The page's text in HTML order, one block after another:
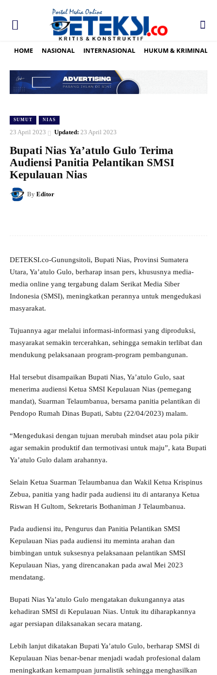
HOME NASIONAL INTERNASIONAL HUKUM & KRIMINAL
SUMUT NIAS
23 April 2023 Updated: 23 April 2023
Bupati Nias Ya’atulo Gulo Terima
Audiensi Panitia Pelantikan SMSI
Kepulauan Nias
By Editor
DETEKSI.co-Gunungsitoli, Bupati Nias, Provinsi Sumatera
Utara, Ya’atulo Gulo, berharap insan pers, khususnya media-
media online yang tergabung dalam Serikat Media Siber
Indonesia (SMSI), meningkatkan perannya untuk mengedukasi
masyarakat.
Tujuannya agar melalui informasi-informasi yang diproduksi,
masyarakat semakin tercerahkan, sehingga semakin terlibat dan
mendukung pelaksanaan program-program pembangunan.
Hal tersebut disampaikan Bupati Nias, Ya’atulo Gulo, saat
menerima audiensi Ketua SMSI Kepulauan Nias (pemegang
mandat), Suarman Telaumbanua, bersama panitia pelantikan di
Pendopo Rumah Dinas Bupati, Sabtu (22/04/2023) malam.
“Mengedukasi dengan tujuan merubah mindset atau pola pikir
agar semakin produktif dan termotivasi untuk maju”, kata Bupati
Ya’atulo Gulo dalam arahannya.
Selain Ketua Suarman Telaumbanua dan Wakil Ketua Krispinus
Zebua, panitia yang hadir pada audiensi itu di antaranya Ketua
Riswan H Gultom, Sekretaris Bothaniman J Telaumbanua.
Pada audiensi itu, Pengurus dan Panitia Pelantikan SMSI
Kepulauan Nias pada audiensi itu meminta arahan dan
bimbingan untuk suksesnya pelaksanaan pelantikan SMSI
Kepulauan Nias, yang direncanakan pada awal Mei 2023
mendatang.
Bupati Nias Ya’atulo Gulo mengatakan dukungannya atas
kehadiran SMSI di Kepulauan Nias. Untuk itu diharapkannya
agar persiapan dilaksanakan secara matang.
Lebih lanjut dikatakan Bupati Ya’atulo Gulo, berharap SMSI di
Kepulauan Nias benar-benar menjadi wadah profesional dalam
meningkatkan kemampuan jurnalistik sehingga menghasilkan